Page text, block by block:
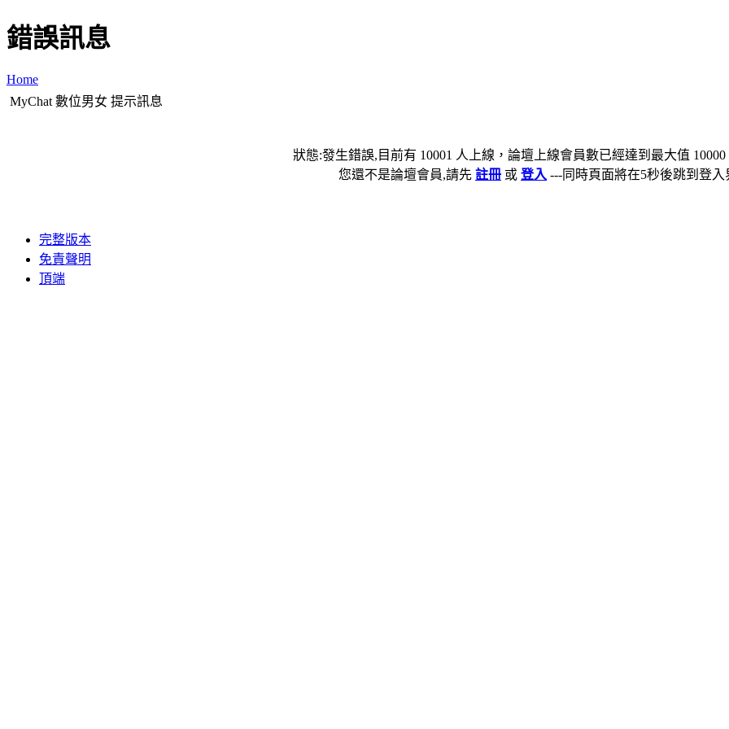
錯誤訊息
Home
MyChat 數位男女 提示訊息
狀態:發生錯誤,目前有 10001 人上線，論壇上線會員數已經達到最大值
您還不是論壇會員,請先 註冊 或 登入 ---同時頁面將在5秒後跳到登入
完整版本
免責聲明
頂端